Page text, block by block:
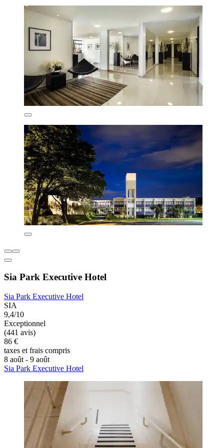
Sia Park Executive Hotel
Sia Park Executive Hotel
SIA
9,4/10
Exceptionnel
(441 avis)
86 €
taxes et frais compris
8 août - 9 août
Sia Park Executive Hotel